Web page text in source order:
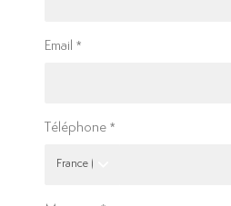
Email
Téléphone